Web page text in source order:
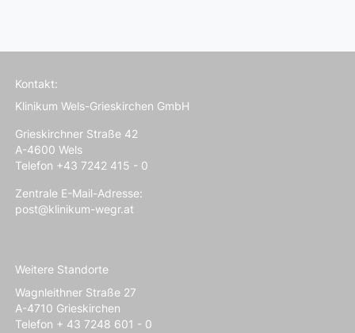
Kontakt:
Klinikum Wels-Grieskirchen GmbH
Grieskirchner Straße 42
A-4600 Wels
Telefon +43 7242 415 - 0
Zentrale E-Mail-Adresse:
post@klinikum-wegr.at
Weitere Standorte
Wagnleithner Straße 27
A-4710 Grieskirchen
Telefon + 43 7248 601 - 0